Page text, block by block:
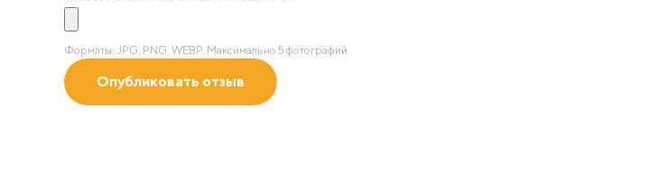
Форматы: JPG, PNG, WEBP. Максимально 5 фотографий.